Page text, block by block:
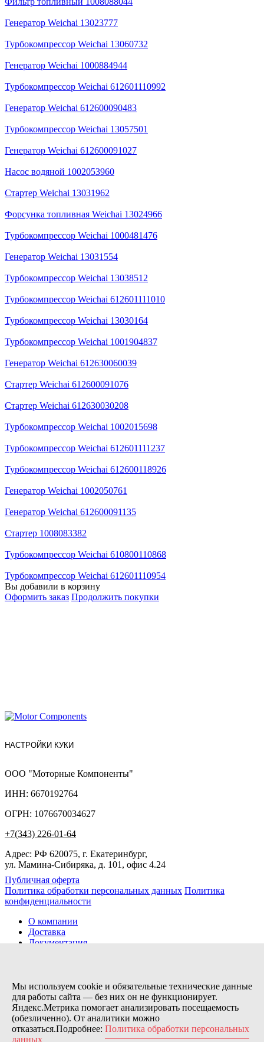
Генератор Weichai 13023777
Турбокомпрессор Weichai 13060732
Генератор Weichai 1000884944
Турбокомпрессор Weichai 612601110992
Генератор Weichai 612600090483
Турбокомпрессор Weichai 13057501
Генератор Weichai 612600091027
Насос водяной 1002053960
Стартер Weichai 13031962
Форсунка топливная Weichai 13024966
Турбокомпрессор Weichai 1000481476
Генератор Weichai 13031554
Турбокомпрессор Weichai 13038512
Турбокомпрессор Weichai 612601111010
Турбокомпрессор Weichai 13030164
Турбокомпрессор Weichai 1001904837
Генератор Weichai 612630060039
Стартер Weichai 612600091076
Стартер Weichai 612630030208
Турбокомпрессор Weichai 1002015698
Турбокомпрессор Weichai 612601111237
Турбокомпрессор Weichai 612600118926
Генератор Weichai 1002050761
Генератор Weichai 612600091135
Стартер 1008083382
Турбокомпрессор Weichai 610800110868
Турбокомпрессор Weichai 612601110954
Вы добавили в корзину
Оформить заказ Продолжить покупки
НАСТРОЙКИ КУКИ
ООО "Моторные Компоненты"
ИНН: 6670192764
ОГРН: 1076670034627
+7(343) 226-01-64
Адрес: РФ 620075, г. Екатеринбург,
ул. Мамина-Сибиряка, д. 101, офис 4.24
Публичная оферта
Политика обработки персональных данных Политика
конфиденциальности
О компании
Доставка
Документация
Контакты
Заказов сегодня / Всего
13
11115
Мы используем cookie и обязательные технические данные
для работы сайта — без них он не функционирует.
Яндекс.Метрика помогает анализировать посещаемость
(обезличенно). От аналитики можно
отказаться.Подробнее: Политика обработки персональных
данных